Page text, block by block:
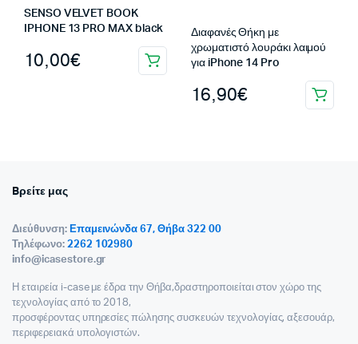
SENSO VELVET BOOK
IPHONE 13 PRO MAX black
10,00€
Διαφανές Θήκη με
χρωματιστό λουράκι λαιμού
για iPhone 14 Pro
16,90€
Bρείτε μας
Διεύθυνση: Επαμεινώνδα 67, Θήβα 322 00
Τηλέφωνο: 2262 102980
info@icasestore.gr
Η εταιρεία i-case με έδρα την Θήβα,δραστηροποιείται στον χώρο της
τεχνολογίας από το 2018,
προσφέροντας υπηρεσίες πώλησης συσκευών τεχνολογίας, αξεσουάρ,
περιφερειακά υπολογιστών.